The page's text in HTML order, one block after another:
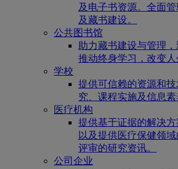
及电子书资源。全面
及藏书建设。
公共图书馆
助力藏书建设与管理
推动终身学习，改变人
学校
提供可信赖的资源和
究、课程实施及信息素
医疗机构
提供基于证据的解决方
以及提供医疗保健领
评审的研究资讯。
公司企业